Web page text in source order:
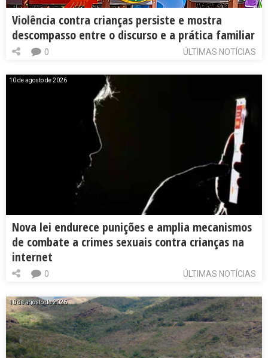
Violência contra crianças persiste e mostra
descompasso entre o discurso e a prática familiar
ÚLTIMAS NOTÍCIAS
0
10 de agosto de 2026
Nova lei endurece punições e amplia mecanismos
de combate a crimes sexuais contra crianças na
internet
ÚLTIMAS NOTÍCIAS
0
10 de agosto de 2026